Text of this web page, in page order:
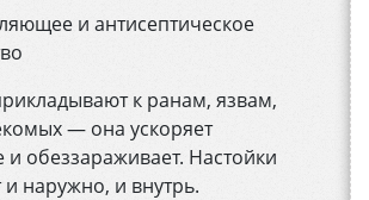
и антисептическое
к ранам, язвам,
— она ускоряет
обеззараживает. Настойки
и наружно, и внутрь.